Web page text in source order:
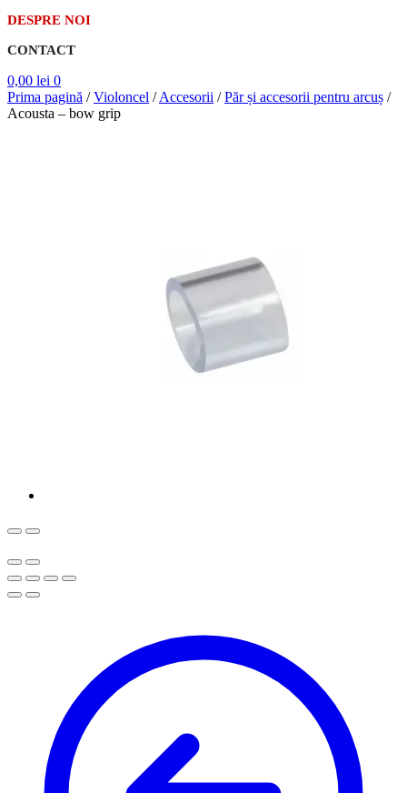
DESPRE NOI
CONTACT
0,00 lei 0
Prima pagină /Violoncel /Accesorii /Păr și accesorii pentru arcuș /
Acousta – bow grip